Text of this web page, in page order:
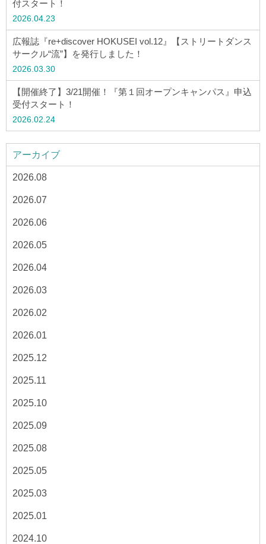
付スタート！
2026.04.23
広報誌『re+discover HOKUSEI vol.12』【ストリートダンス
サークル“流”】を発行しました！
2026.03.30
【開催終了】3/21開催！『第１回オープンキャンパス』申込
受付スタート！
2026.02.24
アーカイブ
2026.08
2026.07
2026.06
2026.05
2026.04
2026.03
2026.02
2026.01
2025.12
2025.11
2025.10
2025.09
2025.08
2025.05
2025.03
2025.01
2024.10